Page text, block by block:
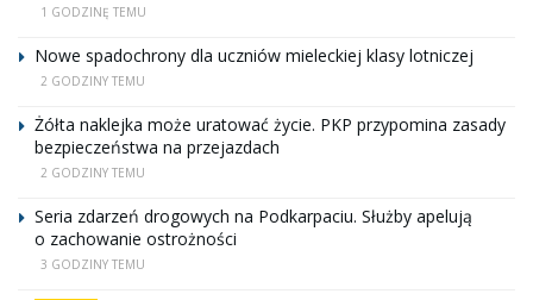
1 GODZINĘ TEMU
Nowe spadochrony dla uczniów mieleckiej klasy lotniczej
2 GODZINY TEMU
Żółta naklejka może uratować życie. PKP przypomina zasady
bezpieczeństwa na przejazdach
2 GODZINY TEMU
Seria zdarzeń drogowych na Podkarpaciu. Służby apelują
o zachowanie ostrożności
3 GODZINY TEMU